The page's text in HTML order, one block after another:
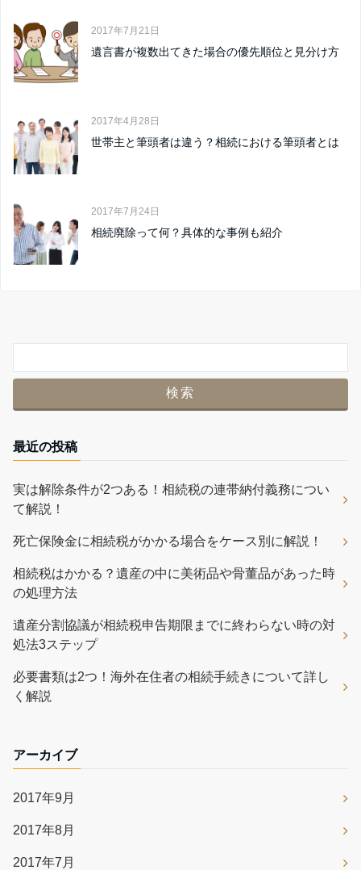
2017年7月21日
遺言書が複数出てきた場合の優先順位と見分け方
2017年4月28日
世帯主と筆頭者は違う？相続における筆頭者とは
2017年7月24日
相続廃除って何？具体的な事例も紹介
最近の投稿
実は解除条件が2つある！相続税の連帯納付義務につい
て解説！
死亡保険金に相続税がかかる場合をケース別に解説！
相続税はかかる？遺産の中に美術品や骨董品があった時
の処理方法
遺産分割協議が相続税申告期限までに終わらない時の対
処法3ステップ
必要書類は2つ！海外在住者の相続手続きについて詳し
く解説
アーカイブ
2017年9月
2017年8月
2017年7月